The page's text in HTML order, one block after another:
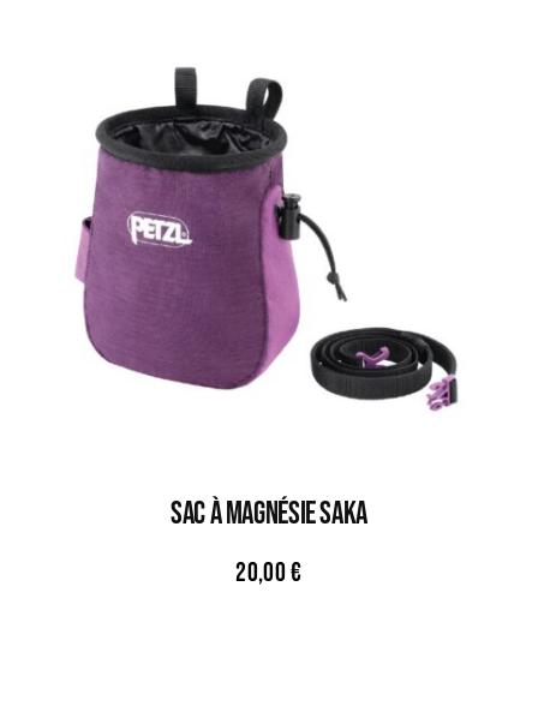
Sac À Magnésie SAKA
20,00€